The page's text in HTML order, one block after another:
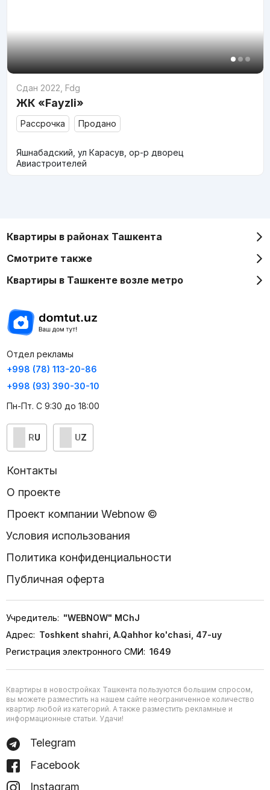
Сдан 2022 Fdg
ЖК «Fayzli»
Рассрочка Продано
Яшнабадский, ул Карасув, ор-р дворец
Авиастроителей
Квартиры в районах Ташкента
Смотрите также
Квартиры в Ташкенте возле метро
Отдел рекламы
+998 (78) 113-20-86
+998 (93) 390-30-10
Пн-Пт. С 9:30 до 18:00
RU UZ
Контакты
О проекте
Проект компании Webnow ©
Условия использования
Политика конфиденциальности
Публичная оферта
Учредитель: "WEBNOW" MChJ
Адрес: Toshkent shahri, A.Qahhor ko'chasi, 47-uy
Регистрация электронного СМИ: 1649
Квартиры в новостройках Ташкента пользуются большим спросом,
вы можете разместить на нашем сайте неограниченное количество
квартир любой из категорий. А также разместить рекламные и
информационные статьи. Удачи!
Telegram
Facebook
Instagram